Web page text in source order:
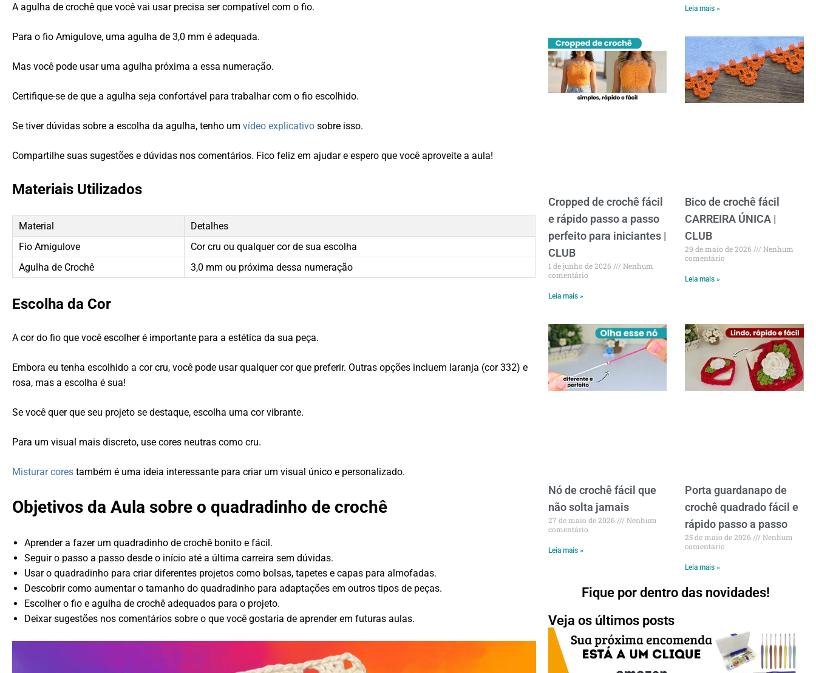
Leia mais »
Cropped de crochê fácil
e rápido passo a passo
perfeito para iniciantes |
CLUB
1 de junho de 2026
Nenhum
comentário
Leia mais »
Bico de crochê fácil
CARREIRA ÚNICA |
CLUB
29 de maio de 2026
Nenhum
comentário
Leia mais »
Nó de crochê fácil que
não solta jamais
27 de maio de 2026
Nenhum
comentário
Leia mais »
Porta guardanapo de
crochê quadrado fácil e
rápido passo a passo
25 de maio de 2026
Nenhum
comentário
Leia mais »
Fique por dentro das novidades!
Veja os últimos posts
A agulha de crochê que você vai usar precisa ser compatível com o fio.
Para o fio Amigulove, uma agulha de 3,0 mm é adequada.
Mas você pode usar uma agulha próxima a essa numeração.
Certifique-se de que a agulha seja confortável para trabalhar com o fio escolhido.
Se tiver dúvidas sobre a escolha da agulha, tenho umvídeo explicativo sobre isso.
Compartilhe suas sugestões e dúvidas nos comentários. Fico feliz em ajudar e espero que você aproveite a aula!
Materiais Utilizados
Material
Detalhes
Fio Amigulove
Cor cru ou qualquer cor de sua escolha
Agulha de Crochê
3,0 mm ou próxima dessa numeração
Escolha da Cor
A cor do fio que você escolher é importante para a estética da sua peça.
Embora eu tenha escolhido a cor cru, você pode usar qualquer cor que preferir. Outras opções incluem laranja (cor 332) e
rosa, mas a escolha é sua!
Se você quer que seu projeto se destaque, escolha uma cor vibrante.
Para um visual mais discreto, use cores neutras como cru.
Misturar cores também é uma ideia interessante para criar um visual único e personalizado.
Objetivos da Aula sobre o quadradinho de crochê
Aprender a fazer um quadradinho de crochê bonito e fácil.
Seguir o passo a passo desde o início até a última carreira sem dúvidas.
Usar o quadradinho para criar diferentes projetos como bolsas, tapetes e capas para almofadas.
Descobrir como aumentar o tamanho do quadradinho para adaptações em outros tipos de peças.
Escolher o fio e agulha de crochê adequados para o projeto.
Deixar sugestões nos comentários sobre o que você gostaria de aprender em futuras aulas.